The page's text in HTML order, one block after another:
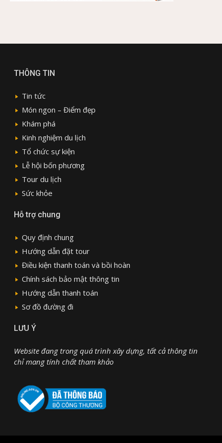
THÔNG TIN
Tin tức
Món ngon – Điểm đẹp
Khám phá
Kinh nghiệm du lịch
Tổ chức sự kiện
Lễ hội bốn phương
Tour du lịch
Sức khỏe
Hỗ trợ chung
Quy định chung
Hướng dẫn đặt tour
Điều kiện thanh toán và bồi hoàn
Chính sách bảo mật thông tin
Hướng dẫn thanh toán
Sơ đồ đường đi
LƯU Ý
Website đang trong quá trình xây dựng, tất cả thông tin
chỉ mang tính chất tham khảo